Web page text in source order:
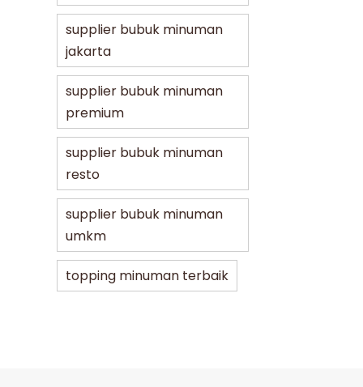
supplier bubuk minuman
jakarta
supplier bubuk minuman
premium
supplier bubuk minuman
resto
supplier bubuk minuman
umkm
topping minuman terbaik